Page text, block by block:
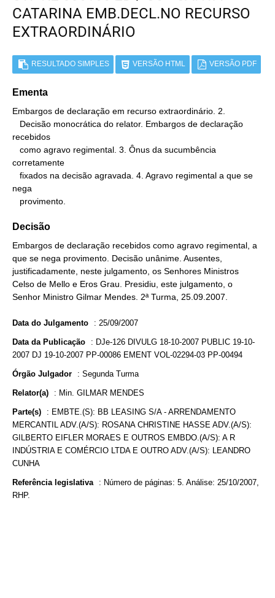
CATARINA EMB.DECL.NO RECURSO
EXTRAORDINÁRIO
RESULTADO SIMPLES VERSÃO HTML VERSÃO PDF
Ementa
Embargos de declaração em recurso extraordinário. 2.
recebidos
corretamente
nega
   provimento.
Decisão
Embargos de declaração recebidos como agravo regimental, a
que se nega provimento. Decisão unânime. Ausentes,
justificadamente, neste julgamento, os Senhores Ministros
Celso de Mello e Eros Grau. Presidiu, este julgamento, o
Senhor Ministro Gilmar Mendes. 2ª Turma, 25.09.2007.
Data do Julgamento : 25/09/2007
Data da Publicação : DJe-126 DIVULG 18-10-2007 PUBLIC 19-10-
2007 DJ 19-10-2007 PP-00086 EMENT VOL-02294-03 PP-00494
Órgão Julgador : Segunda Turma
Relator(a) : Min. GILMAR MENDES
Parte(s) : EMBTE.(S): BB LEASING S/A - ARRENDAMENTO
MERCANTIL ADV.(A/S): ROSANA CHRISTINE HASSE ADV.(A/S):
GILBERTO EIFLER MORAES E OUTROS EMBDO.(A/S): A R
INDÚSTRIA E COMÉRCIO LTDA E OUTRO ADV.(A/S): LEANDRO
CUNHA
Referência legislativa : Número de páginas: 5. Análise: 25/10/2007,
RHP.